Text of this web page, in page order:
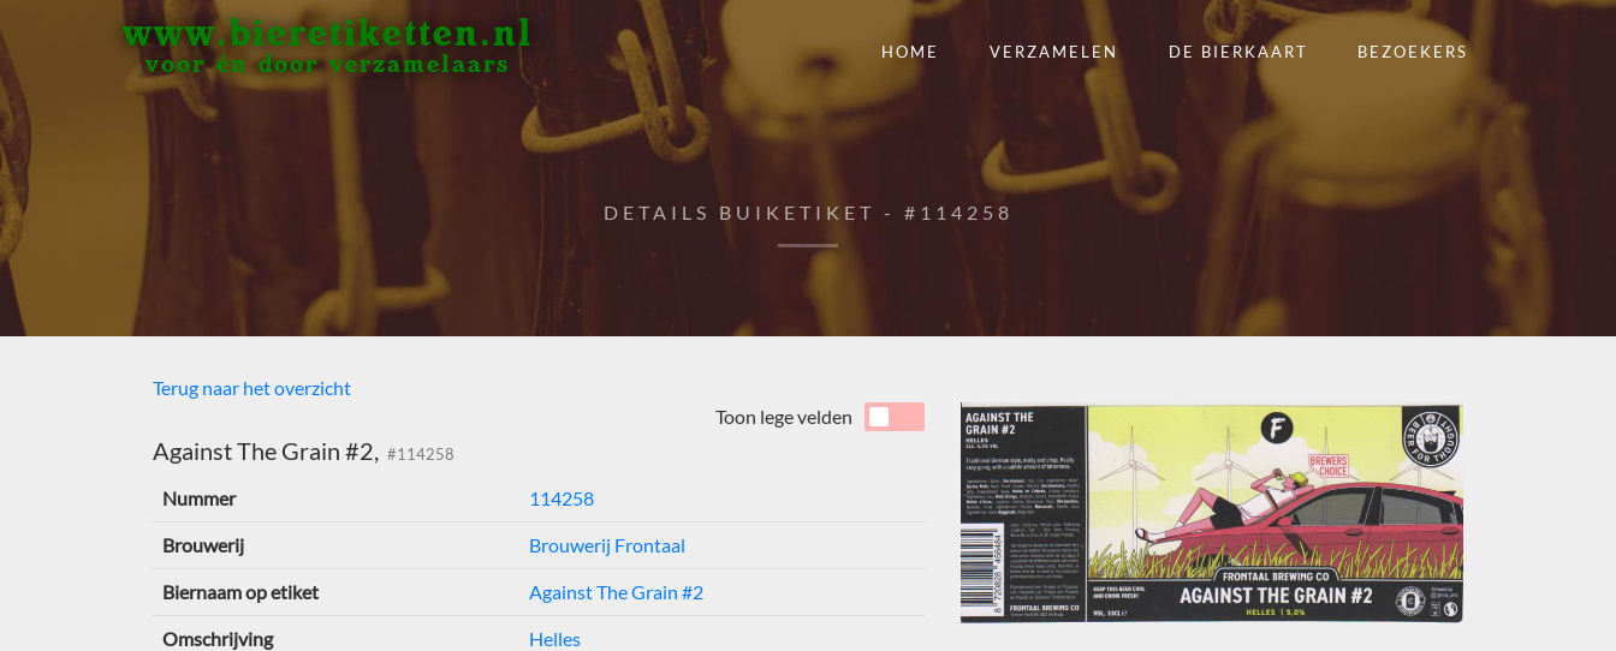
www.bieretiketten.nl
voor én door verzamelaars
HOME VERZAMELEN DE BIERKAART BEZOEKERS
DETAILS BUIKETIKET - #114258
Terug naar het overzicht
Against The Grain #2, #114258
Toon lege velden
Nummer 114258
Brouwerij Brouwerij Frontaal
Biernaam op etiket Against The Grain #2
Omschrijving Helles